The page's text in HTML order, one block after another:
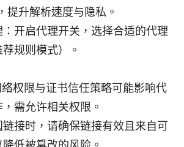
提升解析速度与隐私。
：开启代理开关，选择合适的代理
规则模式）。
权限与证书信任策略可能影响代
需允许相关权限。
接时，请确保链接有效且来自可